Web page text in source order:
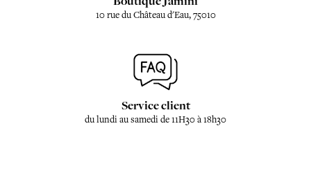
10 rue du Château d'Eau, 75010
Service client
du lundi au samedi de 11H30 à 18h30